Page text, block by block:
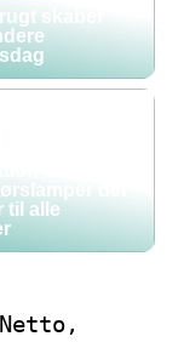
skaber
til
der
til alle